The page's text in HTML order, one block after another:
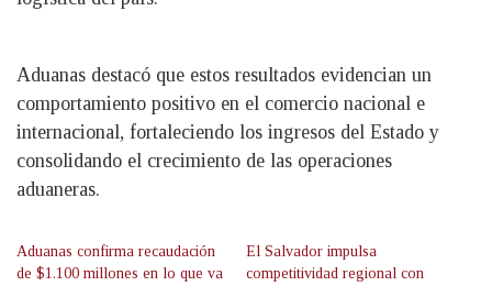
Aduanas destacó que estos resultados evidencian un
comportamiento positivo en el comercio nacional e
internacional, fortaleciendo los ingresos del Estado y
consolidando el crecimiento de las operaciones
aduaneras.
Aduanas confirma recaudación
de $1.100 millones en lo que va
El Salvador impulsa
competitividad regional con